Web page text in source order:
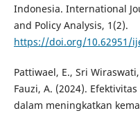
Indonesia. International
and Policy Analysis, 1(2).
https://doi.org/10.62951/
Pattiwael, E., Sri
Fauzi, A. (2024).
dalam meningkatkan